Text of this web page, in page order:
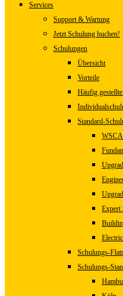
Services
Support & Wartung
Jetzt Schulung buchen!
Schulungen
Übersicht
Vorteile
Häufig
Standard-
Expert
Schulungs-
Schulungs-